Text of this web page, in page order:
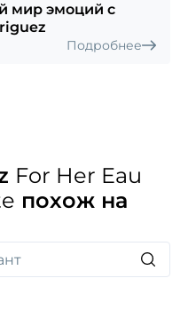
мир эмоций с
Подробнее
For Her Eau
похож на